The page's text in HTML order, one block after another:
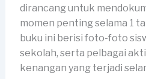
dirancang untuk
momen penting selama 1
buku ini berisi foto-foto
sekolah, serta pelbagai
kenangan yang terjadi